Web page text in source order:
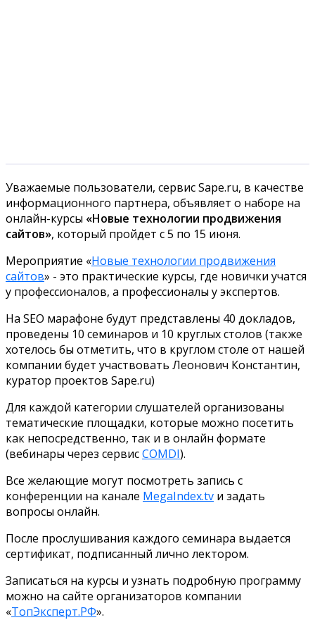
Уважаемые пользователи, сервис Sape.ru, в качестве
информационного партнера, объявляет о наборе на
онлайн-курсы «Новые технологии продвижения
сайтов», который пройдет с 5 по 15 июня.
Мероприятие «Новые технологии продвижения
сайтов» - это практические курсы, где новички учатся
у профессионалов, а профессионалы у экспертов.
На SEO марафоне будут представлены 40 докладов,
проведены 10 семинаров и 10 круглых столов (также
хотелось бы отметить, что в круглом столе от нашей
компании будет участвовать Леонович Константин,
куратор проектов Sape.ru)
Для каждой категории слушателей организованы
тематические площадки, которые можно посетить
как непосредственно, так и в онлайн формате
(вебинары через сервисCOMDI).
Все желающие могут посмотреть запись с
конференции на канале MegaIndex.tv и задать
вопросы онлайн.
После прослушивания каждого семинара выдается
сертификат, подписанный лично лектором.
Записаться на курсы и узнать подробную программу
можно на сайте организаторов компании
«ТопЭксперт.РФ».